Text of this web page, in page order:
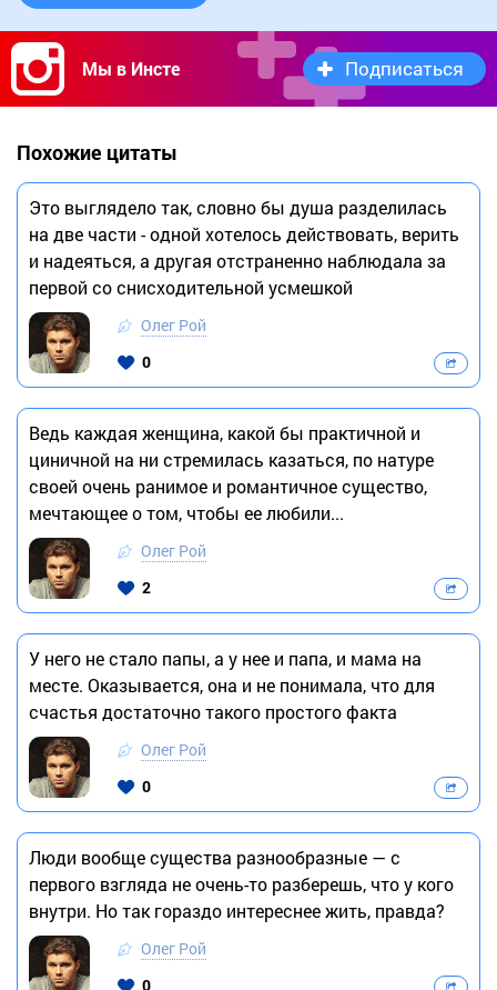
Мы в Инсте Подписаться
Похожие цитаты
Это выглядело так, словно бы душа разделилась
на две части - одной хотелось действовать, верить
и надеяться, а другая отстраненно наблюдала за
первой со снисходительной усмешкой
Олег Рой
0
Ведь каждая женщина, какой бы практичной и
циничной на ни стремилась казаться, по натуре
своей очень ранимое и романтичное существо,
мечтающее о том, чтобы ее любили...
Олег Рой
2
У него не стало папы, а у нее и папа, и мама на
месте. Оказывается, она и не понимала, что для
счастья достаточно такого простого факта
Олег Рой
0
Люди вообще существа разнообразные — с
первого взгляда не очень-то разберешь, что у кого
внутри. Но так гораздо интереснее жить, правда?
Олег Рой
0